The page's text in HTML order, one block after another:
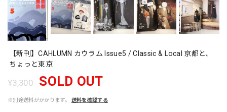
【新刊】CAHLUMN カウラム Issue5 / Classic & Local 京都と、
ちょっと東京
¥3,300 SOLD OUT
※別途送料がかかります。 送料を確認する